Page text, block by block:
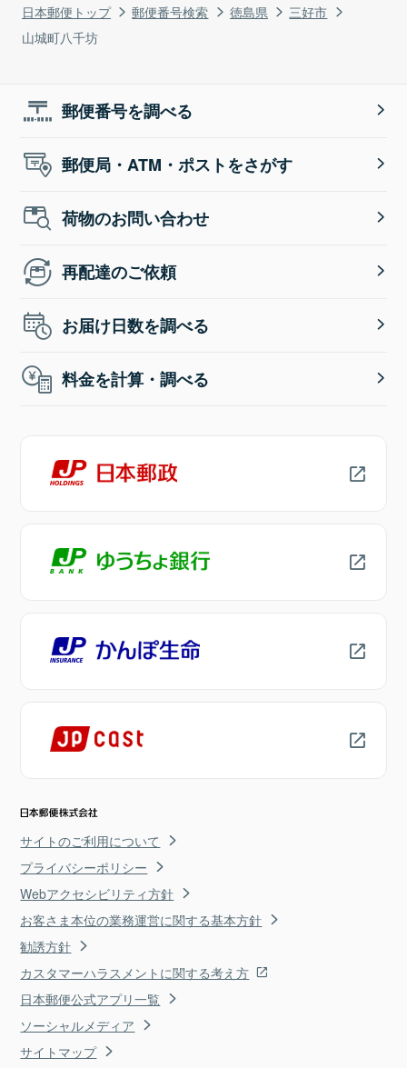
日本郵便トップ 郵便番号検索 徳島県
三好市
山城町八千坊
郵便番号を調べる
郵便局・ATM・ポストをさがす
荷物のお問い合わせ
再配達のご依頼
お届け日数を調べる
料金を計算・調べる
サイトのご利用について
プライバシーポリシー
Webアクセシビリティ方針
お客さま本位の業務運営に関する基本方針
勧誘方針
カスタマーハラスメントに関する考え方
日本郵便公式アプリ一覧
ソーシャルメディア
サイトマップ